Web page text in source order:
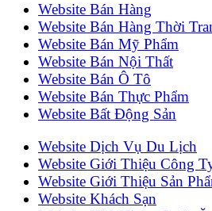
Website Bán Hàng
Website Bán Hàng Thời
Website Bán Mỹ Phẩm
Website Bán Nội Thất
Website Bán Ô Tô
Website Bán Thực Phẩm
Website Bất Động Sản
Website Dịch Vụ Du Lịch
Website Giới Thiệu Công
Website Giới Thiệu Sản
Website Khách Sạn